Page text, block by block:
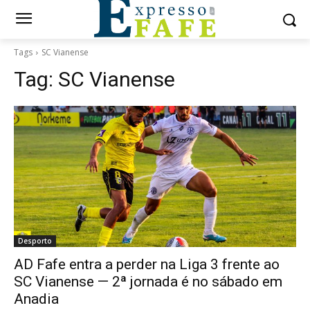
Tags SC Vianense
Tag: SC Vianense
Desporto
AD Fafe entra a perder na Liga 3 frente ao
SC Vianense — 2ª jornada é no sábado em
Anadia